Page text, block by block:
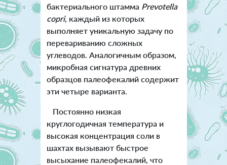
бактериального штамма Prevotella
copri, каждый из которых
выполняет уникальную задачу по
перевариванию сложных
углеводов. Аналогичным образом,
микробная сигнатура древних
образцов палеофекалий содержит
эти четыре варианта.
Постоянно низкая
круглогодичная температура и
высокая концентрация соли в
шахтах вызывают быстрое
высыхание палеофекалий, что